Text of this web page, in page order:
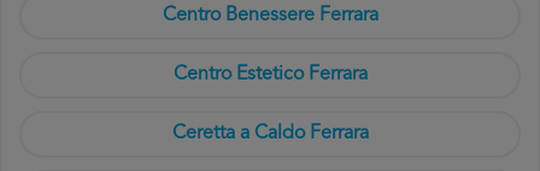
Centro Benessere Ferrara
Centro Estetico Ferrara
Ceretta a Caldo Ferrara